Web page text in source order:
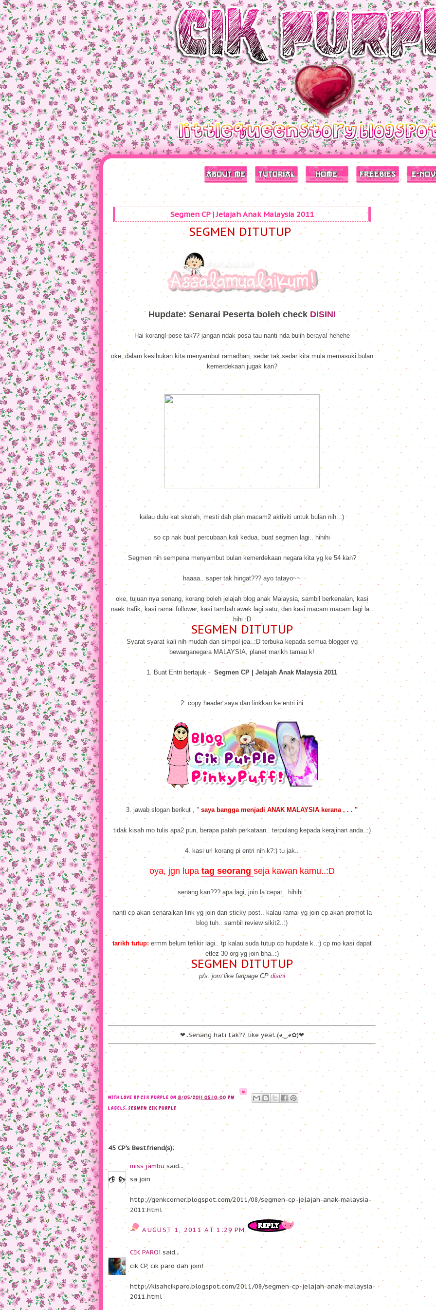
Segmen CP | Jelajah Anak Malaysia 2011
SEGMEN DITUTUP
Hupdate: Senarai Peserta boleh check DISINI
Hai korang! pose tak?? jangan ndak posa tau nanti nda bulih beraya! hehehe
oke, dalam kesibukan kita menyambut ramadhan, sedar tak sedar kita mula memasuki bulan
kemerdekaan jugak kan?
kalau dulu kat skolah, mesti dah plan macam2 aktiviti untuk bulan nih..:)
so cp nak buat percubaan kali kedua, buat segmen lagi.. hihihi
Segmen nih sempena menyambut bulan kemerdekaan negara kita yg ke 54 kan?
haaaa.. saper tak hingat??? ayo tatayo~~
oke, tujuan nya senang, korang boleh jelajah blog anak Malaysia, sambil berkenalan, kasi
naek trafik, kasi ramai follower, kasi tambah awek lagi satu, dan kasi macam macam lagi la..
hihi :D
SEGMEN DITUTUP
Syarat syarat kali nih mudah dan simpol jea..:D terbuka kepada semua blogger yg
bewarganegara MALAYSIA, planet marikh tamau k!
1. Buat Entri bertajuk - Segmen CP | Jelajah Anak Malaysia 2011
2. copy header saya dan linkkan ke entri ini
3. jawab slogan berikut , " saya bangga menjadi ANAK MALAYSIA kerana . . . "
tidak kisah mo tulis apa2 pun, berapa patah perkataan.. terpulang kepada kerajinan anda..:)
4. kasi url korang pi entri nih k?:) tu jak..
oya, jgn lupa tag seorang seja kawan kamu..:D
senang kan??? apa lagi, join la cepat.. hihihi..
nanti cp akan senaraikan link yg join dan sticky post.. kalau ramai yg join cp akan promot la
blog tuh.. sambil review sikit2..:)
tarikh tutup: ermm belum tefikir lagi.. tp kalau suda tutup cp hupdate k..:) cp mo kasi dapat
etlez 30 org yg join bha..:)
SEGMEN DITUTUP
p/s: jom like fanpage CP disini
❤..Senang hati tak?? like yea!..(◕‿◕✿)❤
WITH LOVE BYCIK PURPLE ON8/05/2011 05:10:00 PM
LABELS:SEGMEN CIK PURPLE
45 CP's Bestfriend(s):
miss jambu said...
sa join
http://genkcorner.blogspot.com/2011/08/segmen-cp-jelajah-anak-malaysia-
2011.html
AUGUST 1, 2011 AT 1:29 PM
CIK PARO! said...
cik CP, cik paro dah join!
http://kisahcikparo.blogspot.com/2011/08/segmen-cp-jelajah-anak-malaysia-
2011.html